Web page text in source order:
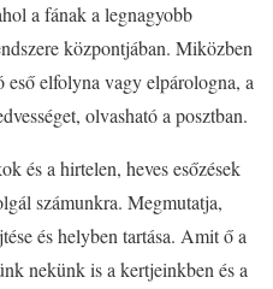
a fának a legnagyobb
központjában. Miközben
elfolyna vagy elpárologna, a
olvasható a posztban.
és a hirtelen, heves esőzések
számunkra. Megmutatja,
és helyben tartása. Amit ő a
nekünk is a kertjeinkben és a